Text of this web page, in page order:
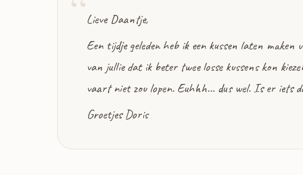
Lieve Daantje,
Een tijdje geleden heb ik een kussen laten
van jullie dat ik beter twee losse kussens kon
vaart niet zou lopen. Euhhh… dus wel. Is er iets
Groetjes Doris